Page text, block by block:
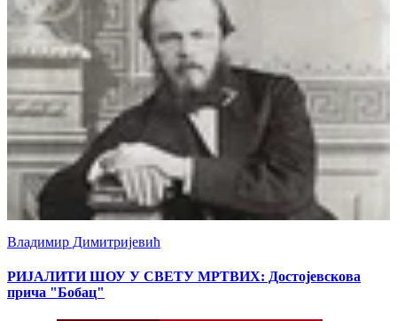
Владимир Димитријевић
РИЈАЛИТИ ШОУ У СВЕТУ МРТВИХ: Достојевскова
прича "Бобац"